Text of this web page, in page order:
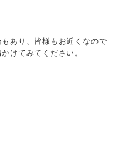
もあり、皆様もお近くなので
けてみてください。